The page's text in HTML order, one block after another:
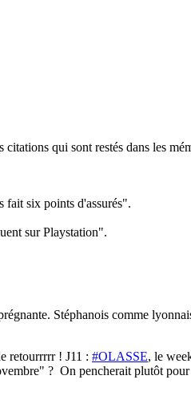
qui sont restés dans les
fait six points d'assurés".
sur Playstation".
Stéphanois comme
retourrrrr ! J11 : #OLASSE, le
? On pencherait plutôt